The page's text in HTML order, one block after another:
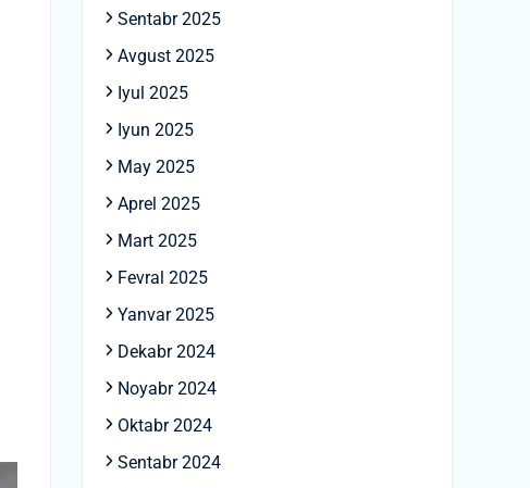
Sentabr 2025
Avgust 2025
Iyul 2025
Iyun 2025
May 2025
Aprel 2025
Mart 2025
Fevral 2025
Yanvar 2025
Dekabr 2024
Noyabr 2024
Oktabr 2024
Sentabr 2024